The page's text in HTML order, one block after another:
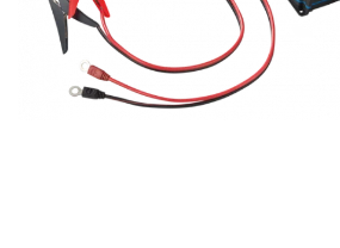
fotovoltaice
Accesorii
Invertoare